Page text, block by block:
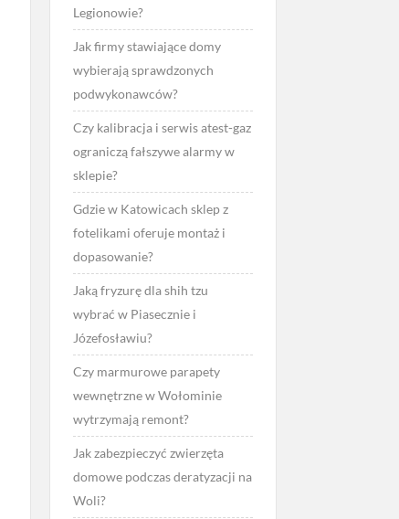
Legionowie?
Jak firmy stawiające domy
wybierają sprawdzonych
podwykonawców?
Czy kalibracja i serwis atest-gaz
ograniczą fałszywe alarmy w
sklepie?
Gdzie w Katowicach sklep z
fotelikami oferuje montaż i
dopasowanie?
Jaką fryzurę dla shih tzu
wybrać w Piasecznie i
Józefosławiu?
Czy marmurowe parapety
wewnętrzne w Wołominie
wytrzymają remont?
Jak zabezpieczyć zwierzęta
domowe podczas deratyzacji na
Woli?